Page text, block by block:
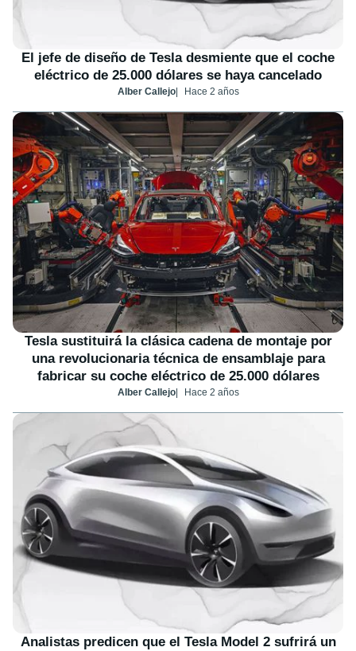
El jefe de diseño de Tesla desmiente que el coche
eléctrico de 25.000 dólares se haya cancelado
Alber Callejo Hace 2 años
Tesla sustituirá la clásica cadena de montaje por
una revolucionaria técnica de ensamblaje para
fabricar su coche eléctrico de 25.000 dólares
Alber Callejo Hace 2 años
Analistas predicen que el Tesla Model 2 sufrirá un